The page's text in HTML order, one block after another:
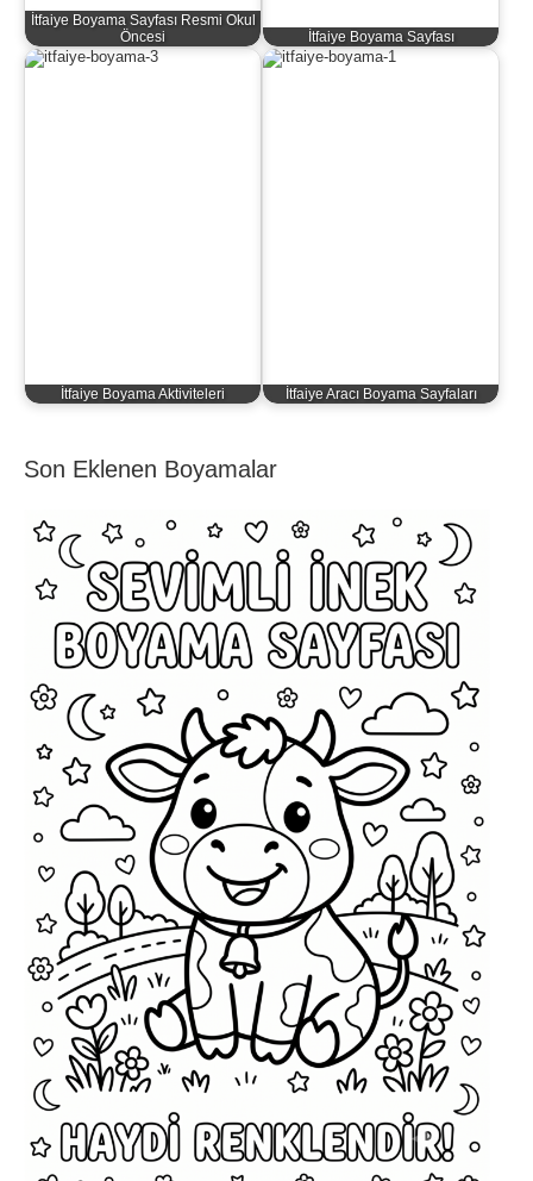
İtfaiye Boyama Sayfası Resmi Okul
Öncesi
İtfaiye Boyama Sayfası
İtfaiye Boyama Aktiviteleri İtfaiye Aracı Boyama Sayfaları
Son Eklenen Boyamalar